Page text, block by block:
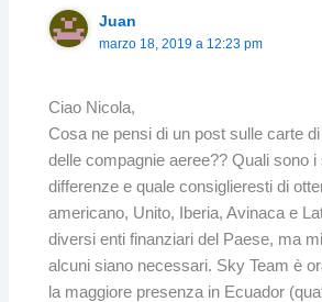
Juan
marzo 18, 2019 a 12:23 pm
Ciao Nicola,
Cosa ne pensi di un post sulle carte
delle compagnie aeree?? Quali sono i
differenze e quale consiglieresti di
americano, Unito, Iberia, Avinaca e
diversi enti finanziari del Paese, ma
alcuni siano necessari. Sky Team è
la maggiore presenza in Ecuador